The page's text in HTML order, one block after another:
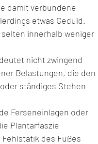
damit verbundene
etwas Geduld.
innerhalb weniger
nicht zwingend
Belastungen, die den
ständiges Stehen
Ferseneinlagen oder
Plantarfaszie
des Fußes